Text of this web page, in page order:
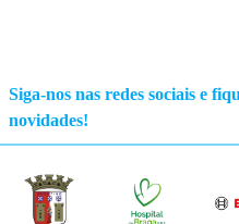
Siga-nos nas redes sociais e
novidades!